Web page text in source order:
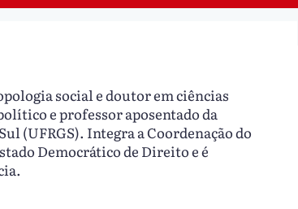
social e doutor em ciências
e professor aposentado da
(UFRGS). Integra a Coordenação do
Democrático de Direito e é